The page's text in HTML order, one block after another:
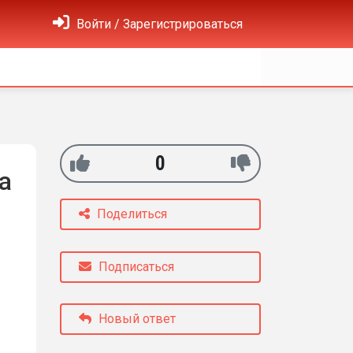
Войти / Зарегистрироваться
0
Поделиться
Подписаться
Новый ответ